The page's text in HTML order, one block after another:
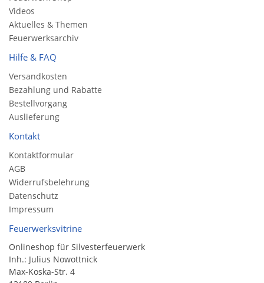
Videos
Aktuelles & Themen
Feuerwerksarchiv
Hilfe & FAQ
Versandkosten
Bezahlung und Rabatte
Bestellvorgang
Auslieferung
Kontakt
Kontaktformular
AGB
Widerrufsbelehrung
Datenschutz
Impressum
Feuerwerksvitrine
Onlineshop für Silvesterfeuerwerk
Inh.: Julius Nowottnick
Max-Koska-Str. 4